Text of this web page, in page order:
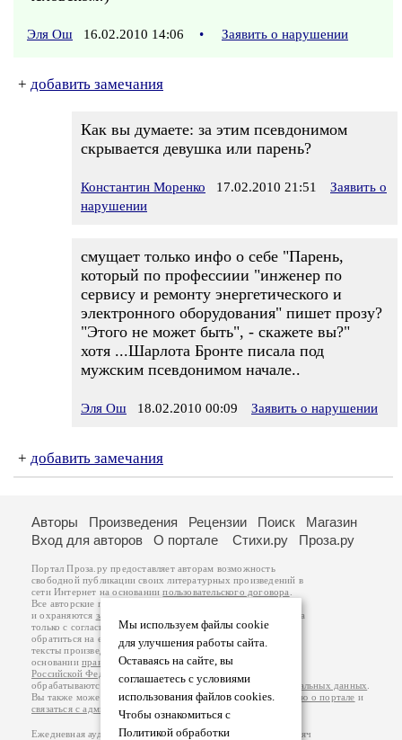
Эля Ош 16.02.2010 14:06 • Заявить о нарушении
+ добавить замечания
Как вы думаете: за этим псевдонимом
скрывается девушка или парень?
Константин Моренко 17.02.2010 21:51
Заявить о
нарушении
смущает только инфо о себе "Парень,
который по профессиии "инженер по
сервису и ремонту энергетического и
электронного оборудования" пишет прозу?
"Этого не может быть", - скажете вы?"
хотя ...Шарлота Бронте писала под
мужским псевдонимом начале..
Эля Ош 18.02.2010 00:09 Заявить о нарушении
+ добавить замечания
Мы используем файлы cookie
для улучшения работы сайта.
Оставаясь на сайте, вы
соглашаетесь с условиями
использования файлов cookies.
Чтобы ознакомиться с
Политикой обработки
Авторы Произведения Рецензии Поиск
Магазин
Вход для авторов
О портале Стихи.ру Проза.ру
Портал Проза.ру предоставляет авторам возможность
свободной публикации своих литературных произведений в
сети Интернет на основаниипользовательского договора
Все авторские права на произведения принадлежат авторам
и охраняются законом
. Перепечатка произведений возможна
только с согласия его автора, к которому вы можете
обратиться на его авторской странице. Ответственность за
тексты произведений авторы несут самостоятельно на
основанииправил публикацииизаконодательства
Российской Федерации
обрабатываются на основанииПолитики обработки персональных данных
Вы также можете посмотреть более подробнуюинформацию о портале и
связаться с администрацией
Ежедневная аудитория портала Проза.ру – порядка 100 тысяч